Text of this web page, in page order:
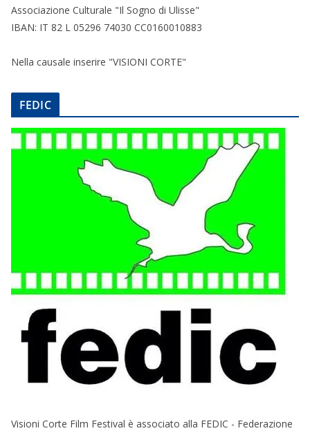
Associazione Culturale "Il Sogno di Ulisse"
IBAN: IT 82 L 05296 74030 CC0160010883
Nella causale inserire "VISIONI CORTE"
FEDIC
Visioni Corte Film Festival è associato alla FEDIC - Federazione